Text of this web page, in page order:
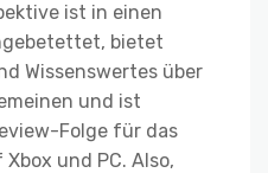
ist in einen
bietet
Wissenswertes über
und ist
Folge für das
und PC. Also,